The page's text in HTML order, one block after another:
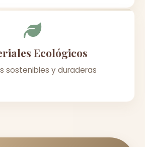
Ecológicos
sostenibles y duraderas